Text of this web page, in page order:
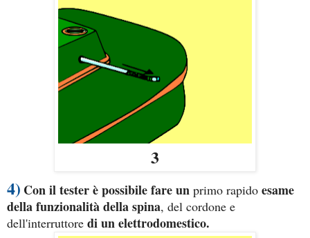
3
4) Con il tester è possibile fare un primo rapido esame
della funzionalità della spina, del cordone e
dell'interruttore di un elettrodomestico.